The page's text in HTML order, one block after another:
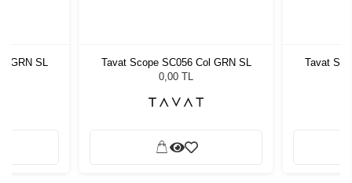
GRN SL
Tavat Scope SC056 Col GRN SL
0,00 TL
Tavat